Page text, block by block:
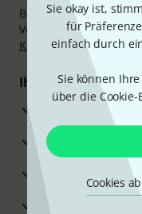
Sie okay ist,
für
einfach durch
Sie können
über die
Cookies
Bezahlen Sie
Vorkasse, PayPal,
Klarna Ratenzahlung
Ihre Vorteile
3 Jahre Thomann
30 Tage Money-
Beratung durch